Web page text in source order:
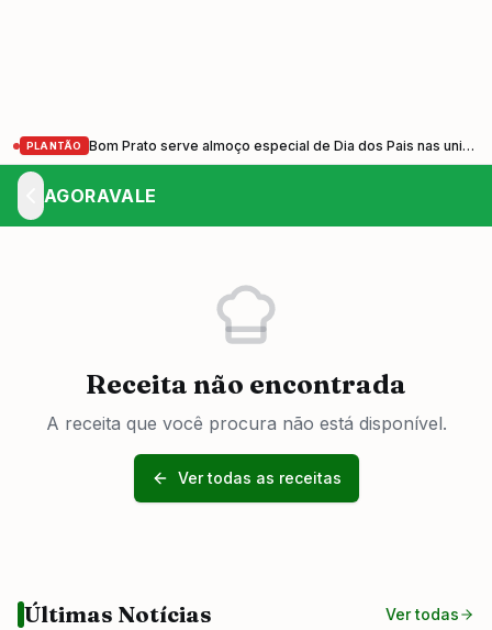
PLANTÃO Bom Prato serve almoço especial de Dia dos Pais nas unidades do Vale do Paraíba nesta sexta-feira (7)
AGORAVALE
Receita não encontrada
A receita que você procura não está disponível.
Ver todas as receitas
Últimas Notícias Ver todas